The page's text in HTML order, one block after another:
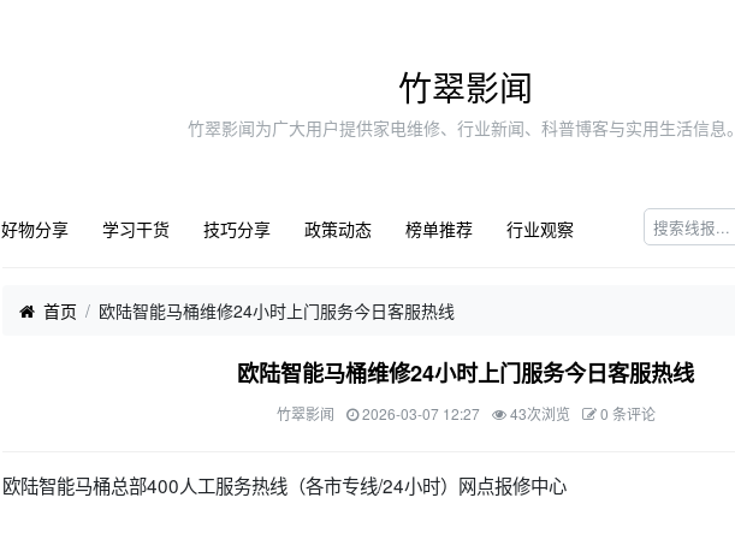
竹翠影闻
竹翠影闻为广大用户提供家电维修、行业新闻、科普博客与实用生活信息
好物分享 学习干货 技巧分享 政策动态 榜单推荐 行业观察
首页 欧陆智能马桶维修24小时上门服务今日客服热线
欧陆智能马桶维修24小时上门服务今日客服热线
竹翠影闻 2026-03-07 12:27 43次浏览 0 条评论
欧陆智能马桶总部400人工服务热线（各市专线/24小时）网点报修中心